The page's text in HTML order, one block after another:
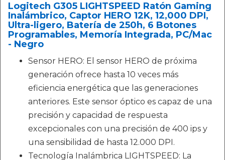
Logitech G305 LIGHTSPEED Ratón Gaming
Inalámbrico, Captor HERO 12K, 12,000 DPI,
Ultra-ligero, Batería de 250h, 6 Botones
Programables, Memoría Integrada, PC/Mac
- Negro
Sensor HERO: El sensor HERO de próxima
generación ofrece hasta 10 veces más
eficiencia energética que las generaciones
anteriores. Este sensor óptico es capaz de una
precisión y capacidad de respuesta
excepcionales con una precisión de 400 ips y
una sensibilidad de hasta 12.000 DPI.
Tecnología Inalámbrica LIGHTSPEED: La